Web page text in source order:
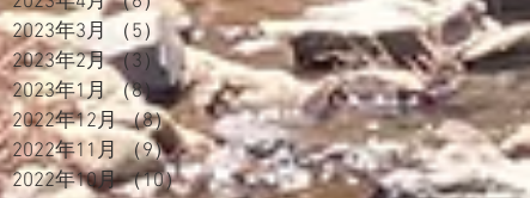
2023年3月
（5） 5件の記事
2023年2月 （3）3件の記事
2023年1月 （8）8件の記事
2022年12月 （8）8件の記事
2022年11月 （9）9件の記事
2022年10月 （10）10件の記事